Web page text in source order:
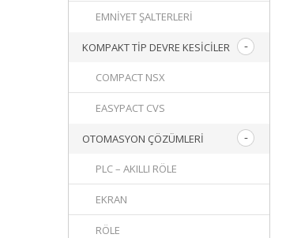
EMNIYET ŞALTERLERI
KOMPAKT TIP DEVRE KESICILER
COMPACT NSX
EASYPACT CVS
OTOMASYON ÇÖZÜMLERI
PLC – AKILLI RÖLE
EKRAN
RÖLE